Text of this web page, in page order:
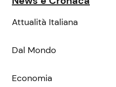
Attualità Italiana
Dal Mondo
Economia